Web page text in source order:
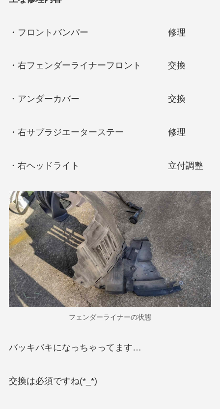
・フロントバンパー 修理
・右フェンダーライナーフロント 交換
・アンダーカバー 交換
・右サブラジエーターステー 修理
・右ヘッドライト 立付調整
フェンダーライナーの状態
バッキバキになっちゃってます…
交換は必須ですね(*_*)